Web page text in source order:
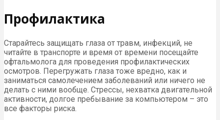
Профилактика
Старайтесь защищать глаза от травм, инфекций, не
читайте в транспорте и время от времени посещайте
офтальмолога для проведения профилактических
осмотров. Перегружать глаза тоже вредно, как и
заниматься самолечением заболеваний или ничего не
делать с ними вообще. Стрессы, нехватка двигательной
активности, долгое пребывание за компьютером – это
все факторы риска.